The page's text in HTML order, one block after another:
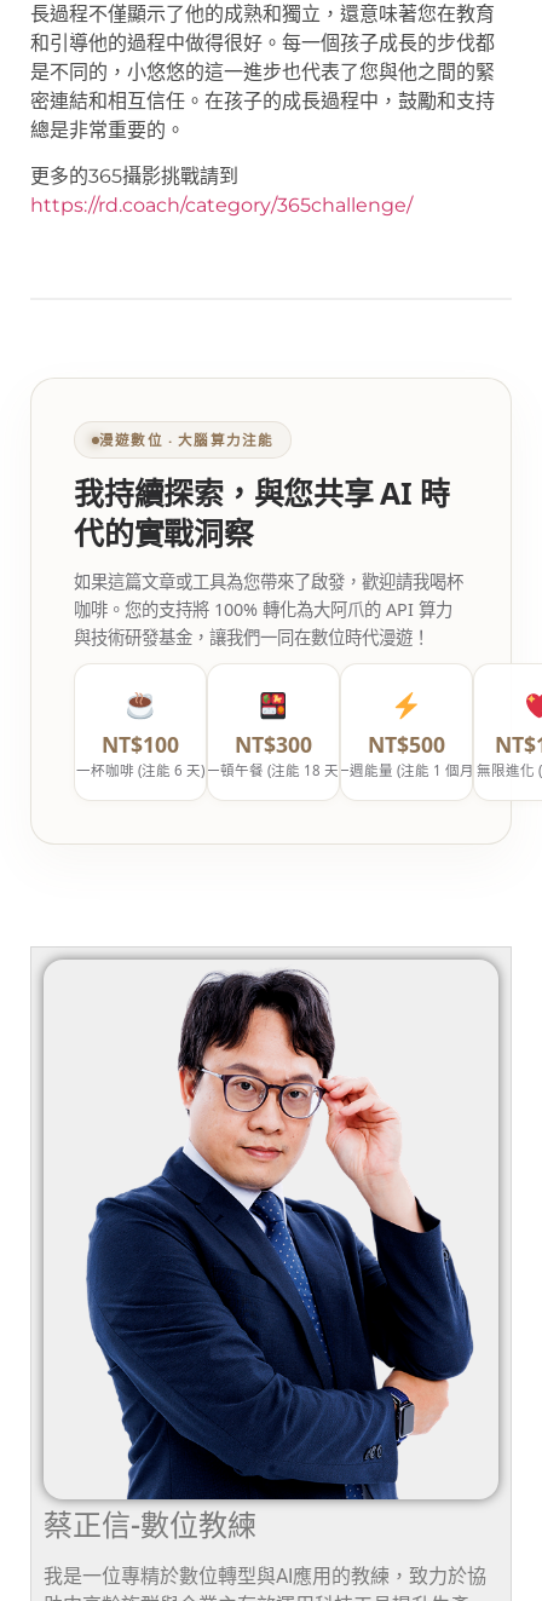
長過程不僅顯示了他的成熟和獨立，還意味著您在教育
和引導他的過程中做得很好。每一個孩子成長的步伐都
是不同的，小悠悠的這一進步也代表了您與他之間的緊
密連結和相互信任。在孩子的成長過程中，鼓勵和支持
總是非常重要的。
更多的365攝影挑戰請到
https://rd.coach/category/365challenge/
漫遊數位 ‧ 大腦算力注能
我持續探索，與您共享 AI 時
代的實戰洞察
如果這篇文章或工具為您帶來了啟發，歡迎請我喝杯
咖啡。您的支持將 100% 轉化為大阿爪的 API 算力
與技術研發基金，讓我們一同在數位時代漫遊！
NT$100
一杯咖啡 (注能 6 天)
NT$300
一頓午餐 (注能 18 天)
NT$500
一週能量 (注能 1 個月)無限進化
蔡正信-數位教練
我是一位專精於數位轉型與AI應用的教練，致力於協